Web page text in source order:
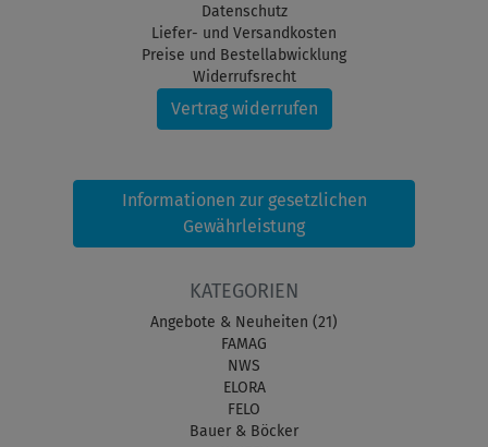
Datenschutz
Liefer- und Versandkosten
Preise und Bestellabwicklung
Widerrufsrecht
Vertrag widerrufen
Informationen zur gesetzlichen
Gewährleistung
KATEGORIEN
Angebote & Neuheiten (21)
FAMAG
NWS
ELORA
FELO
Bauer & Böcker